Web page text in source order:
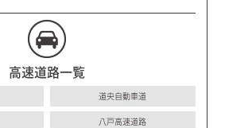
高速道路一覧
道央自動車道
八戸高速道路